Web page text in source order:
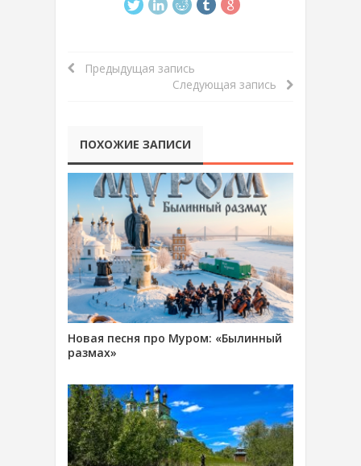
Предыдущая запись
Следующая запись
ПОХОЖИЕ ЗАПИСИ
Новая песня про Муром: «Былинный
размах»